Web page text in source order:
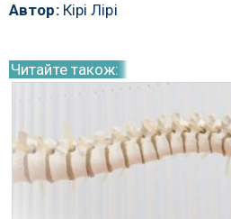
Автор:Кірі Лірі
Читайте також: